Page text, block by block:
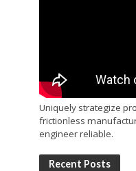
Uniquely strategize
frictionless
engineer reliable.
Recent Posts